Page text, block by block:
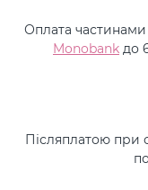
Оплата
Monobank до
Післяплатою при